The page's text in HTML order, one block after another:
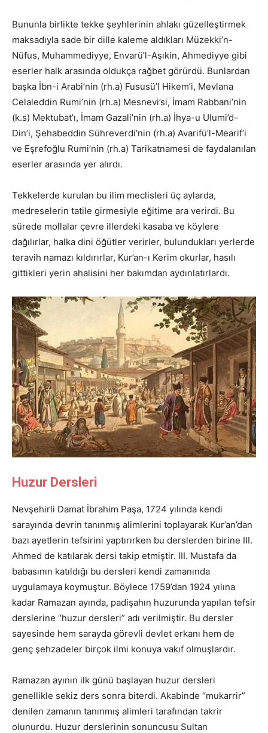
Bununla birlikte tekke şeyhlerinin ahlakı güzelleştirmek
maksadıyla sade bir dille kaleme aldıkları Müzekki’n-
Nüfus, Muhammediyye, Envarü’l-Aşıkin, Ahmediyye gibi
eserler halk arasında oldukça rağbet görürdü. Bunlardan
başka İbn-i Arabi’nin (rh.a) Fususü’l Hikem’i, Mevlana
Celaleddin Rumi’nin (rh.a) Mesnevi’si, İmam Rabbani’nin
(k.s) Mektubat’ı, İmam Gazali’nin (rh.a) İhya-u Ulumi’d-
Din’i, Şehabeddin Sühreverdi’nin (rh.a) Avarifü’l-Mearif’i
ve Eşrefoğlu Rumi’nin (rh.a) Tarikatnamesi de faydalanılan
eserler arasında yer alırdı.
Tekkelerde kurulan bu ilim meclisleri üç aylarda,
medreselerin tatile girmesiyle eğitime ara verirdi. Bu
sürede mollalar çevre illerdeki kasaba ve köylere
dağılırlar, halka dini öğütler verirler, bulundukları yerlerde
teravih namazı kıldırırlar, Kur’an-ı Kerim okurlar, hasılı
gittikleri yerin ahalisini her bakımdan aydınlatırlardı.
Huzur Dersleri
Nevşehirli Damat İbrahim Paşa, 1724 yılında kendi
sarayında devrin tanınmış alimlerini toplayarak Kur’an’dan
bazı ayetlerin tefsirini yaptırırken bu derslerden birine III.
Ahmed de katılarak dersi takip etmiştir. III. Mustafa da
babasının katıldığı bu dersleri kendi zamanında
uygulamaya koymuştur. Böylece 1759’dan 1924 yılına
kadar Ramazan ayında, padişahın huzurunda yapılan tefsir
derslerine “huzur dersleri” adı verilmiştir. Bu dersler
sayesinde hem sarayda görevli devlet erkanı hem de
genç şehzadeler birçok ilmi konuya vakıf olmuşlardır.
Ramazan ayının ilk günü başlayan huzur dersleri
genellikle sekiz ders sonra biterdi. Akabinde “mukarrir”
denilen zamanın tanınmış alimleri tarafından takrir
olunurdu. Huzur derslerinin sonuncusu Sultan